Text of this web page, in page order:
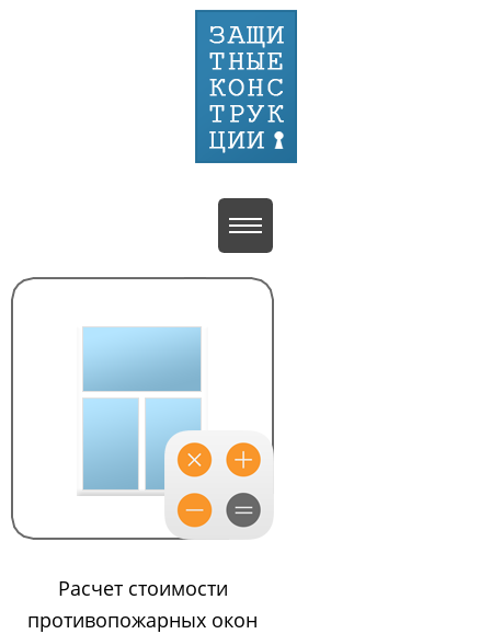
Расчет стоимости
противопожарных окон